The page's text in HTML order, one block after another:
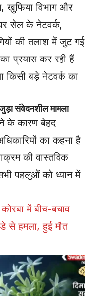
खुफिया विभाग और
सेल के नेटवर्क,
की तलाश में जुट गई
प्रयास कर रही हैं
किसी बड़े नेटवर्क का
संवेदनशील मामला
के कारण बेहद
का कहना है
की वास्तविक
पहलुओं को ध्यान में
में बीच-बचाव
से हमला, हुई मौत